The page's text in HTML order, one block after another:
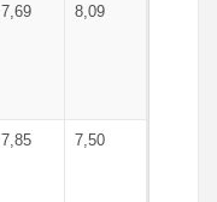
7,69 8,09
7,85 7,50